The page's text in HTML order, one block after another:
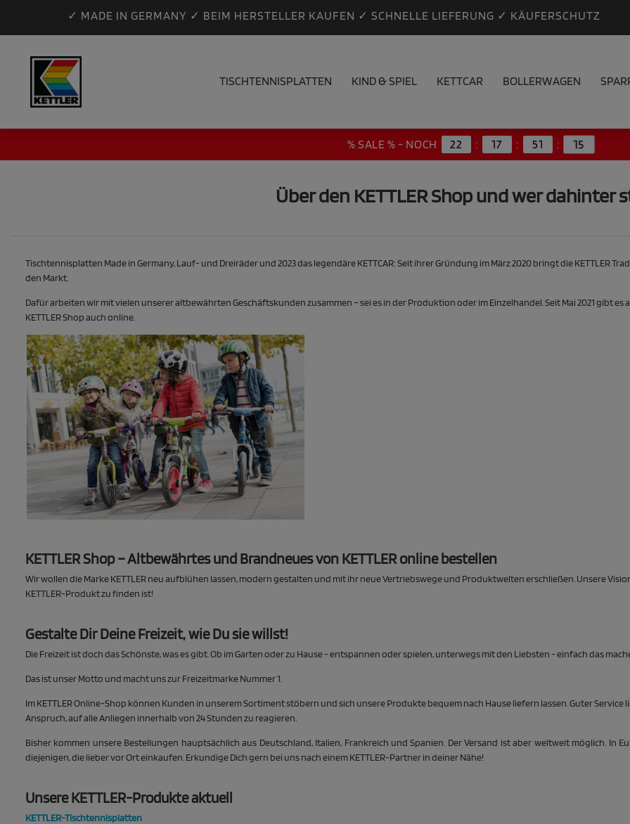
✓ MADE IN GERMANY ✓ BEIM HERSTELLER KAUFEN ✓ SCHNELLE LIEFERUNG ✓ KÄUFERSCHUTZ
TISCHTENNISPLATTEN KIND & SPIEL KETTCAR BOLLERWAGEN
Über den KETTLER Shop und wer dahinter
Tischtennisplatten Made in Germany, Lauf- und Dreiräder und 2023 das legendäre KETTCAR: Seit ihrer Gründung im März 2020 bringt die KETTLER
den Markt.
Dafür arbeiten wir mit vielen unserer altbewährten Geschäftskunden zusammen – sei es in der Produktion oder im Einzelhandel. Seit Mai 2021 gibt
KETTLER Shop auch online.
KETTLER Shop – Altbewährtes und Brandneues von KETTLER online bestellen
Wir wollen die Marke KETTLER neu aufblühen lassen, modern gestalten und mit ihr neue Vertriebswege und Produktwelten erschließen. Unsere
KETTLER-Produkt zu finden ist!
Gestalte Dir Deine Freizeit, wie Du sie willst!
Die Freizeit ist doch das Schönste, was es gibt. Ob im Garten oder zu Hause - entspannen oder spielen, unterwegs mit den Liebsten - einfach das
Das ist unser Motto und macht uns zur Freizeitmarke Nummer 1.
Im KETTLER Online-Shop können Kunden in unserem Sortiment stöbern und sich unsere Produkte bequem nach Hause liefern lassen. Guter
Anspruch, auf alle Anliegen innerhalb von 24 Stunden zu reagieren.
Bisher kommen unsere Bestellungen hauptsächlich aus Deutschland, Italien, Frankreich und Spanien. Der Versand ist aber weltweit möglich. In
diejenigen, die lieber vor Ort einkaufen. Erkundige Dich gern bei uns nach einem KETTLER-Partner in deiner Nähe!
Unsere KETTLER-Produkte aktuell
KETTLER-Tischtennisplatten
% SALE % - NOCH 22 : 17 : 51 : 14